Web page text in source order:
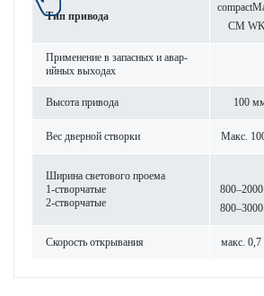
Тип при­вода
CM
Применение в запасных и авар­
ийных выходах
Высота при­вода 100
Вес дверной створки Макс.
Ширина свет­ового проема
1-створ­чатые
2-створ­чатые
Скор­ость открывания макс. 0,7